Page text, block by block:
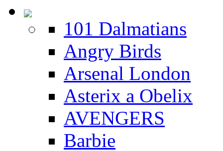
101 Dalmatians
Angry Birds
Arsenal London
Asterix a Obelix
AVENGERS
Barbie